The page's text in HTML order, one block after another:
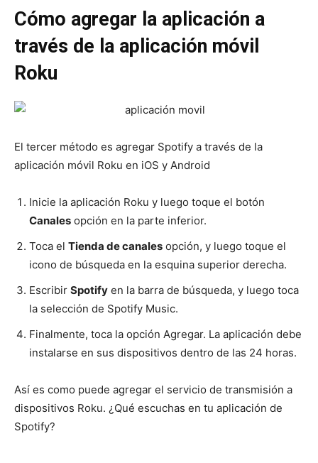
Cómo agregar la aplicación a
través de la aplicación móvil
Roku
El tercer método es agregar Spotify a través de la
aplicación móvil Roku en iOS y Android
Inicie la aplicación Roku y luego toque el botón
Canales opción en la parte inferior.
Toca el Tienda de canales opción, y luego toque el
icono de búsqueda en la esquina superior derecha.
Escribir Spotify en la barra de búsqueda, y luego toca
la selección de Spotify Music.
Finalmente, toca la opción Agregar. La aplicación debe
instalarse en sus dispositivos dentro de las 24 horas.
Así es como puede agregar el servicio de transmisión a
dispositivos Roku. ¿Qué escuchas en tu aplicación de
Spotify?